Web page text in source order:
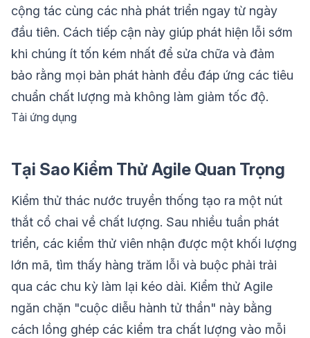
cộng tác cùng các nhà phát triển ngay từ ngày
đầu tiên. Cách tiếp cận này giúp phát hiện lỗi sớm
khi chúng ít tốn kém nhất để sửa chữa và đảm
bảo rằng mọi bản phát hành đều đáp ứng các tiêu
chuẩn chất lượng mà không làm giảm tốc độ.
Tải ứng dụng
Tại Sao Kiểm Thử Agile Quan Trọng
Kiểm thử thác nước truyền thống tạo ra một nút
thắt cổ chai về chất lượng. Sau nhiều tuần phát
triển, các kiểm thử viên nhận được một khối lượng
lớn mã, tìm thấy hàng trăm lỗi và buộc phải trải
qua các chu kỳ làm lại kéo dài. Kiểm thử Agile
ngăn chặn "cuộc diễu hành tử thần" này bằng
cách lồng ghép các kiểm tra chất lượng vào mỗi